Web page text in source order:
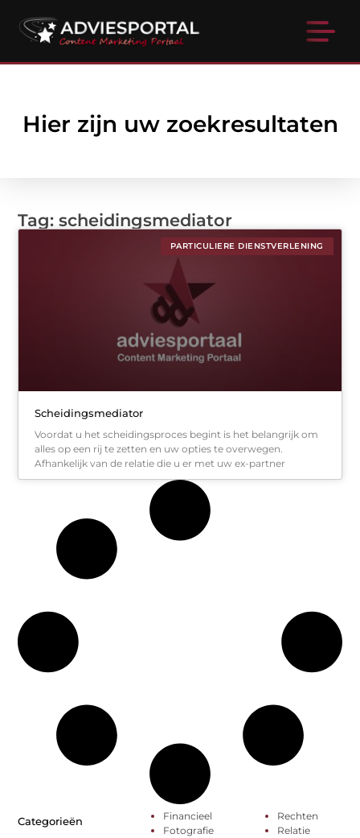
Hier zijn uw zoekresultaten
Tag: scheidingsmediator
PARTICULIERE DIENSTVERLENING
Scheidingsmediator
Voordat u het scheidingsproces begint is het belangrijk om
alles op een rij te zetten en uw opties te overwegen.
Afhankelijk van de relatie die u er met uw ex-partner
Categorieën
Financieel
Fotografie
Rechten
Relatie